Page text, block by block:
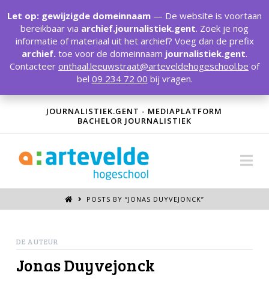
JOURNALISTIEK.GENT - MEDIAPLATFORM
BACHELOR JOURNALISTIEK
POSTS BY “JONAS DUYVEJONCK”
DE AUTEUR
Jonas Duyvejonck
Let op: gewijzigde domeinnaam — De website is voortaan
bereikbaar via archief.journalistiek.gent. Zoek je nog
informatie of materiaal uit het archief? Voeg dan de prefix
archief. toe voor de domeinnaam journalistiek.gent.
Contacteer onthaal.leeuwstraat@arteveldehogeschool.be of
bel 09 234 72 00 bij vragen.